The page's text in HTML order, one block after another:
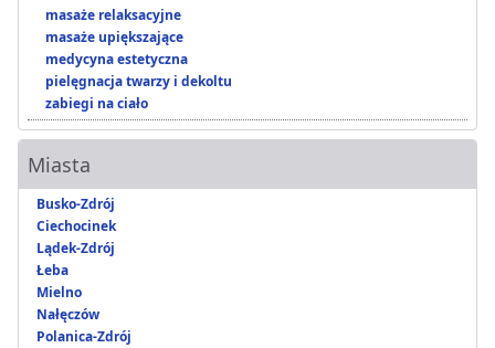
masaże relaksacyjne
masaże upiększające
medycyna estetyczna
pielęgnacja twarzy i dekoltu
zabiegi na ciało
Miasta
Busko-Zdrój
Ciechocinek
Lądek-Zdrój
Łeba
Mielno
Nałęczów
Polanica-Zdrój